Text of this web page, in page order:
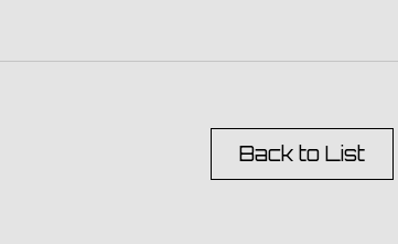
Back to List